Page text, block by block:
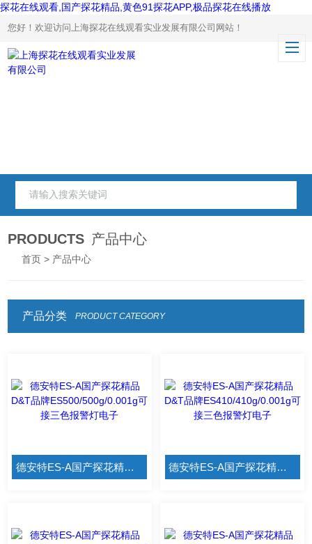
探花在线观看,国产探花精品,黄色91探花APP,极品探花在线播放
您好！欢迎访问上海探花在线观看实业发展有限公司网站！
PRODUCTS 产品中心
首页 > 产品中心
产品分类 PRODUCT CATEGORY
德安特ES-A国产探花精品 D&T品牌ES500/500g/0.001g可接三色报警灯电子 德安特ES-A国产探花精品 D&T品牌ES410/410g/0.001g可接三色报警灯电子